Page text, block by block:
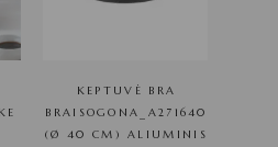
KEPTUVĖ BRA
BRAISOGONA_A271640
(Ø 40 CM) ALIUMINIS